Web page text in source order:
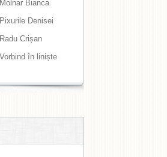
Molnar Bianca
Pixurile Denisei
Radu Crișan
Vorbind în liniște